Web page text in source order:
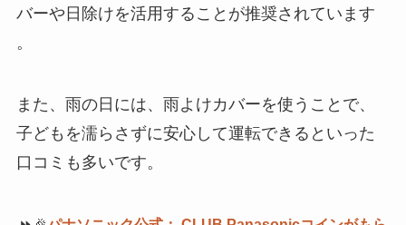
バーや日除けを活用することが推奨されています​​
。
また、雨の日には、雨よけカバーを使うことで、
子どもを濡らさずに安心して運転できるといった
口コミも多いです​。